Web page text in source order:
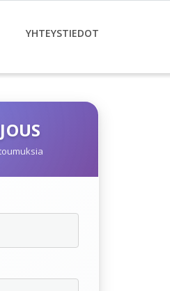
YHTEYSTIEDOT